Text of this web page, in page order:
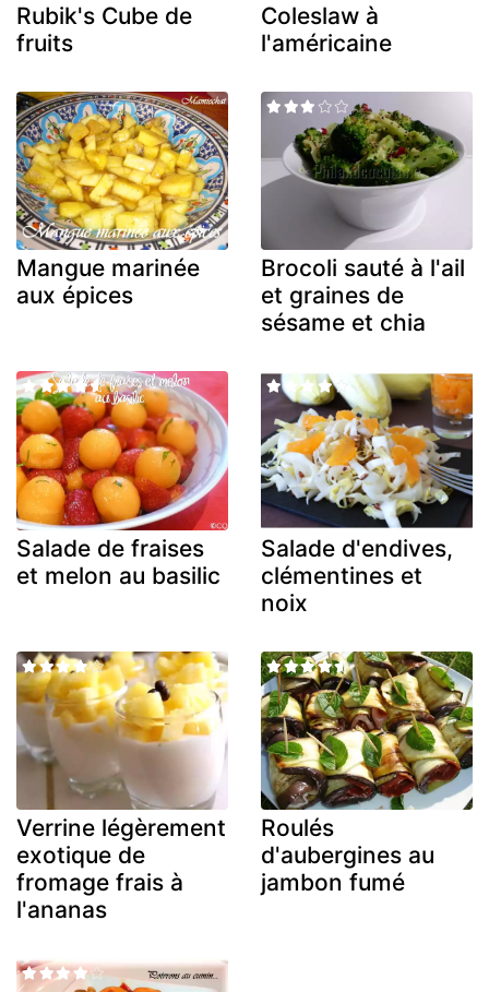
Rubik's Cube de
fruits
Coleslaw à
l'américaine
Mangue marinée
aux épices
Brocoli sauté à l'ail
et graines de
sésame et chia
Salade de fraises
et melon au basilic
Salade d'endives,
clémentines et
noix
Verrine légèrement
exotique de
fromage frais à
l'ananas
Roulés
d'aubergines au
jambon fumé